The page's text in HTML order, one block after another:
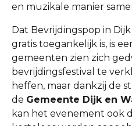
en muzikale manier
Dat Bevrijdingspop in
gratis toegankelijk is, is
gemeenten zien zich
bevrijdingsfestival te
heffen, maar dankzij de
de Gemeente Dijk en
kan het evenement ook